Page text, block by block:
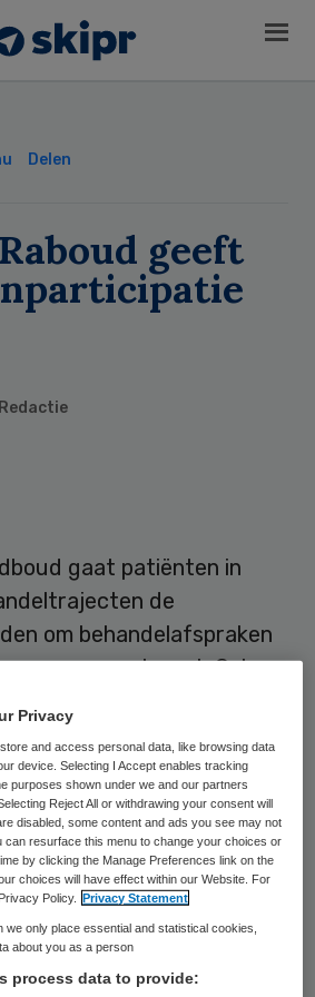
Delen
geeft
gaat patiënten in
de
om behandelafspraken
een overeenkomst. Ook
waardoor
de eigen behandelend
het Radboud werden door
van Beek uiteengezet
in
uitgenodigd moeten
Privacy
and access personal data, like browsing data
device. Selecting I Accept enables tracking
purposes shown under we and our partners
Reject All or withdrawing your consent will
disabled, some content and ads you see may not
can resurface this menu to change your choices or
by clicking the Manage Preferences link on the
choices will have effect within our Website. For
Policy.
Privacy Statement
we only place essential and statistical cookies,
about you as a person
process data to provide: